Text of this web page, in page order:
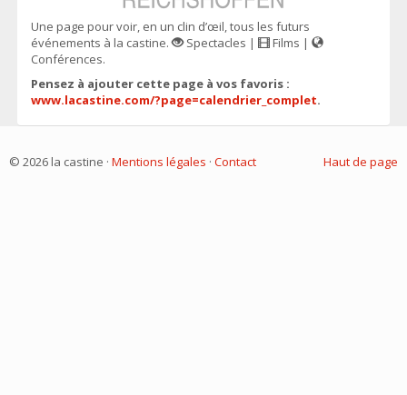
Une page pour voir, en un clin d’œil, tous les futurs
événements à la castine.
Spectacles |
Films |
Conférences.
Pensez à ajouter cette page à vos favoris :
www.lacastine.com/?page=calendrier_complet.
Haut de page
© 2026 la castine · Mentions légales · Contact